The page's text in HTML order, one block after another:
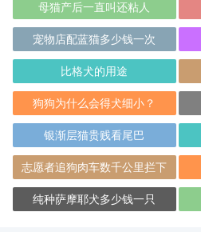
母猫产后一直叫还粘人
宠物店配蓝猫多少钱一次
比格犬的用途
狗狗为什么会得犬细小？
银渐层猫贵贱看尾巴
志愿者追狗肉车数千公里拦下
纯种萨摩耶犬多少钱一只